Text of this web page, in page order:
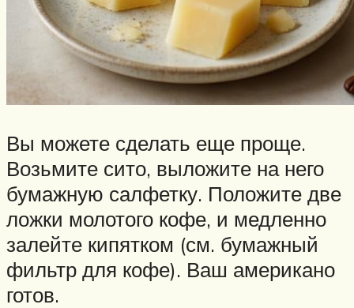
Вы можете сделать еще проще.
Возьмите сито, выложите на него
бумажную салфетку. Положите две
ложки молотого кофе, и медленно
залейте кипятком (см. бумажный
фильтр для кофе). Ваш американо
готов.